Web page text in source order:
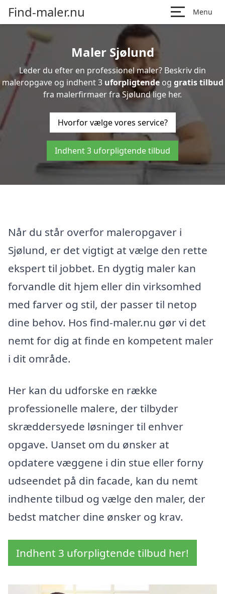
Find-maler.nu Menu
Maler Sjølund
Leder du efter en professionel maler? Beskriv din
maleropgave og indhent 3 uforpligtendeog gratis tilbud
fra malerfirmaer fra Sjølund lige her.
Hvorfor vælge vores service?
Indhent 3 uforpligtende tilbud
Når du står overfor maleropgaver i
Sjølund, er det vigtigt at vælge den rette
ekspert til jobbet. En dygtig maler kan
forvandle dit hjem eller din virksomhed
med farver og stil, der passer til netop
dine behov. Hos find-maler.nu gør vi det
nemt for dig at finde en kompetent maler
i dit område.
Her kan du udforske en række
professionelle malere, der tilbyder
skræddersyede løsninger til enhver
opgave. Uanset om du ønsker at
opdatere væggene i din stue eller forny
udseendet på din facade, kan du nemt
indhente tilbud og vælge den maler, der
bedst matcher dine ønsker og krav.
Indhent 3 uforpligtende tilbud her!